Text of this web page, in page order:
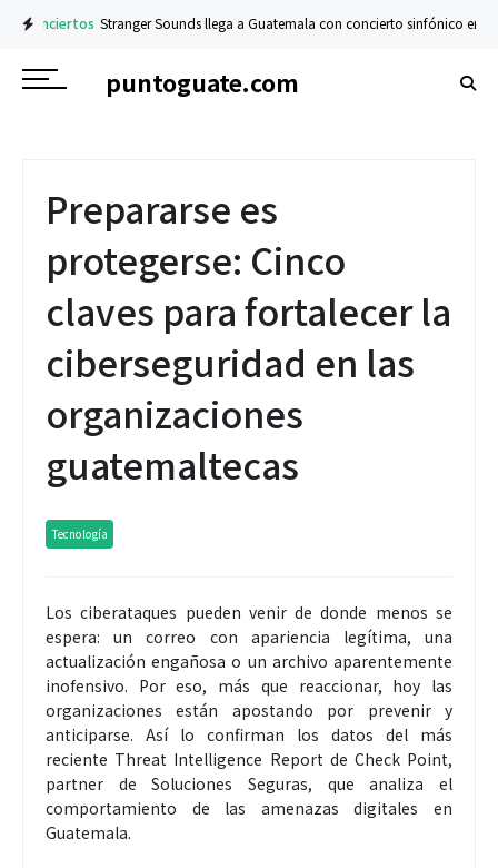
Conciertos Stranger Sounds llega a Guatemala con concierto sinfónico en el
puntoguate.com
Prepararse es
protegerse: Cinco
claves para fortalecer la
ciberseguridad en las
organizaciones
guatemaltecas
Tecnología
Los ciberataques pueden venir de donde menos se
espera: un correo con apariencia legítima, una
actualización engañosa o un archivo aparentemente
inofensivo. Por eso, más que reaccionar, hoy las
organizaciones están apostando por prevenir y
anticiparse. Así lo confirman los datos del más
reciente Threat Intelligence Report de Check Point,
partner de Soluciones Seguras, que analiza el
comportamiento de las amenazas digitales en
Guatemala.